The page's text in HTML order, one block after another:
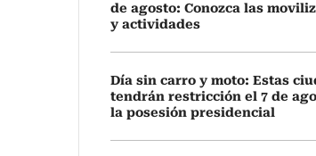
de agosto: Conozca las
y actividades
Día sin carro y moto: Estas
tendrán restricción el 7 de
la posesión presidencial